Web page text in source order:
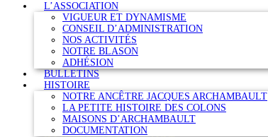
L’ASSOCIATION
VIGUEUR ET DYNAMISME
CONSEIL D’ADMINISTRATION
NOS ACTIVITÉS
NOTRE BLASON
ADHÉSION
BULLETINS
HISTOIRE
NOTRE ANCÊTRE JACQUES ARCHAMBAULT
LA PETITE HISTOIRE DES COLONS
MAISONS D’ARCHAMBAULT
DOCUMENTATION